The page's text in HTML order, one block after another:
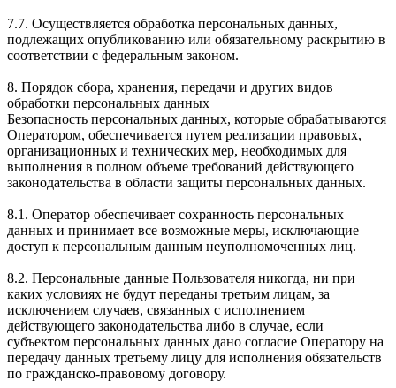
7.7. Осуществляется обработка персональных данных,
подлежащих опубликованию или обязательному раскрытию в
соответствии с федеральным законом.
8. Порядок сбора, хранения, передачи и других видов
обработки персональных данных
Безопасность персональных данных, которые обрабатываются
Оператором, обеспечивается путем реализации правовых,
организационных и технических мер, необходимых для
выполнения в полном объеме требований действующего
законодательства в области защиты персональных данных.
8.1. Оператор обеспечивает сохранность персональных
данных и принимает все возможные меры, исключающие
доступ к персональным данным неуполномоченных лиц.
8.2. Персональные данные Пользователя никогда, ни при
каких условиях не будут переданы третьим лицам, за
исключением случаев, связанных с исполнением
действующего законодательства либо в случае, если
субъектом персональных данных дано согласие Оператору на
передачу данных третьему лицу для исполнения обязательств
по гражданско-правовому договору.